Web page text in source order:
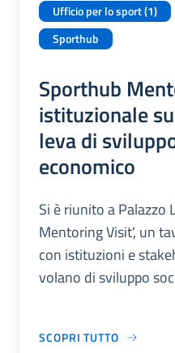
Ufficio per lo sport (1)
Sporthub
Sporthub
istituzionale
leva di
economico
Si è riunito a Palazzo
Mentoring Visit', un
con istituzioni e
volano di sviluppo
SCOPRI TUTTO